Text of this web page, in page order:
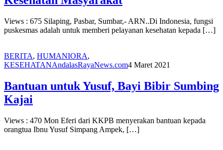
Views : 675 Silaping, Pasbar, Sumbar,- ARN..Di Indonesia, fungsi
puskesmas adalah untuk memberi pelayanan kesehatan kepada […]
BERITA, HUMANIORA,
KESEHATANAndalasRayaNews.com4 Maret 2021
Bantuan untuk Yusuf, Bayi Bibir Sumbing
Kajai
Views : 470 Mon Eferi dari KKPB menyerakan bantuan kepada
orangtua Ibnu Yusuf Simpang Ampek, […]